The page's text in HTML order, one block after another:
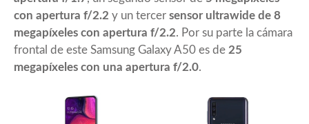
con apertura f/2.2 y un tercer sensor ultrawide de 8
megapíxeles con apertura f/2.2. Por su parte la cámara
frontal de este Samsung Galaxy A50 es de 25
megapíxeles con una apertura f/2.0.